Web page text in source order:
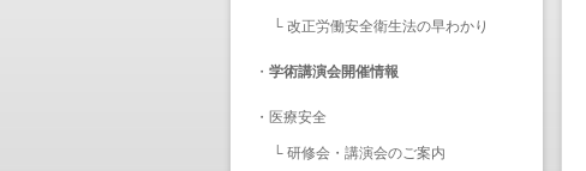
└ 改正労働安全衛生法の早わかり
・ 学術講演会開催情報
・ 医療安全
└ 研修会・講演会のご案内